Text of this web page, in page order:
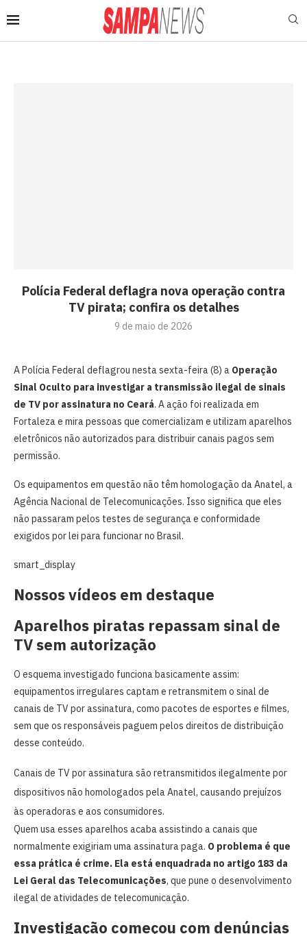
Polícia Federal deflagra nova operação contra
TV pirata; confira os detalhes
9 de maio de 2026
A Polícia Federal deflagrou nesta sexta-feira (8) a Operação
Sinal Oculto para investigar a transmissão ilegal de sinais
de TV por assinatura no Ceará. A ação foi realizada em
Fortaleza e mira pessoas que comercializam e utilizam aparelhos
eletrônicos não autorizados para distribuir canais pagos sem
permissão.
Os equipamentos em questão não têm homologação da Anatel, a
Agência Nacional de Telecomunicações. Isso significa que eles
não passaram pelos testes de segurança e conformidade
exigidos por lei para funcionar no Brasil.
smart_display
Nossos vídeos em destaque
Aparelhos piratas repassam sinal de
TV sem autorização
O esquema investigado funciona basicamente assim:
equipamentos irregulares captam e retransmitem o sinal de
canais de TV por assinatura, como pacotes de esportes e filmes,
sem que os responsáveis paguem pelos direitos de distribuição
desse conteúdo.
Canais de TV por assinatura são retransmitidos ilegalmente por
dispositivos não homologados pela Anatel, causando prejuízos
às operadoras e aos consumidores.
Quem usa esses aparelhos acaba assistindo a canais que
normalmente exigiriam uma assinatura paga. O problema é que
essa prática é crime. Ela está enquadrada no artigo 183 da
Lei Geral das Telecomunicações, que pune o desenvolvimento
ilegal de atividades de telecomunicação.
Investigação começou com denúncias